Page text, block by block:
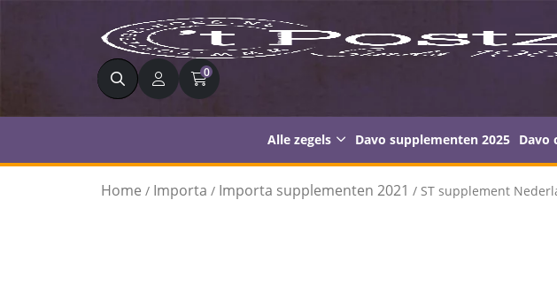
Zoeken 0
Alle zegels Davo supplementen 2025 Davo
Home / Importa / Importa supplementen 2021 / ST supplement